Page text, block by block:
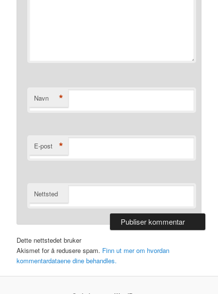
Navn *
E-post *
Nettsted
Dette nettstedet bruker
Akismet for å redusere spam. Finn ut mer om hvordan
kommentardataene dine behandles.